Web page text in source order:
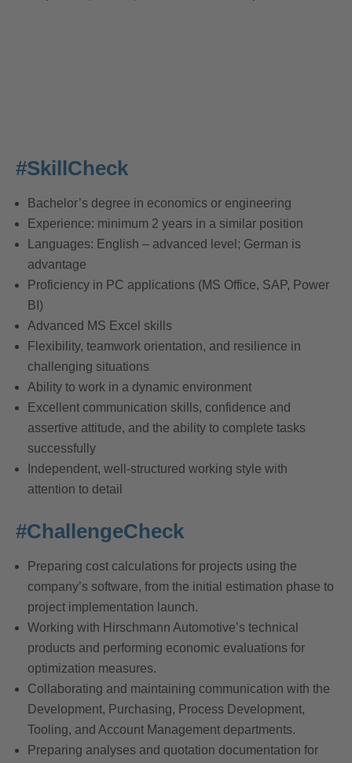
#SkillCheck
Bachelor’s degree in economics or engineering
Experience: minimum 2 years in a similar position
Languages: English – advanced level; German is
advantage
Proficiency in PC applications (MS Office, SAP, Power
BI)
Advanced MS Excel skills
Flexibility, teamwork orientation, and resilience in
challenging situations
Ability to work in a dynamic environment
Excellent communication skills, confidence and
assertive attitude, and the ability to complete tasks
successfully
Independent, well-structured working style with
attention to detail
#ChallengeCheck
Preparing cost calculations for projects using the
company’s software, from the initial estimation phase to
project implementation launch.
Working with Hirschmann Automotive’s technical
products and performing economic evaluations for
optimization measures.
Collaborating and maintaining communication with the
Development, Purchasing, Process Development,
Tooling, and Account Management departments.
Preparing analyses and quotation documentation for